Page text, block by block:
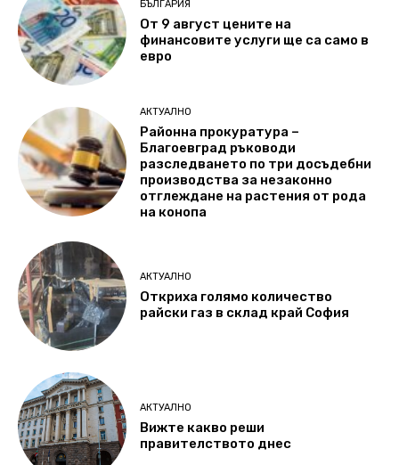
БЪЛГАРИЯ
От 9 август цените на
финансовите услуги ще са само в
евро
АКТУАЛНО
Районна прокуратура –
Благоевград ръководи
разследването по три досъдебни
производства за незаконно
отглеждане на растения от рода
на конопа
АКТУАЛНО
Откриха голямо количество
райски газ в склад край София
АКТУАЛНО
Вижте какво реши
правителството днес